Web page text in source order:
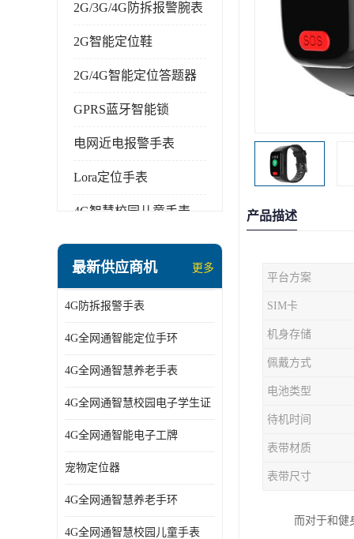
2G/3G/4G防拆报警腕表
2G智能定位鞋
2G/4G智能定位答题器
GPRS蓝牙智能锁
电网近电报警手表
Lora定位手表
4G智慧校园儿童手表
指静脉识别智能锁
2G/BT4.0智能睡眠带
2G/4G智慧养老手环
最新供应商机 更多
4G防拆报警手表
4G全网通智能定位手环
4G全网通智慧养老手表
4G全网通智慧校园电子学生证
4G全网通智能电子工牌
宠物定位器
4G全网通智慧养老手环
4G全网通智慧校园儿童手表
产品描述
平台方案
SIM卡
机身存储
佩戴方式
电池类型
待机时间
表带材质
表带尺寸
而对于和健